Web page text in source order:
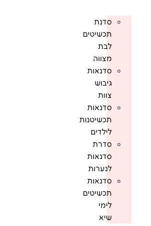
סדנת
תכשיטים
לבת
מצווה
סדנאות
גיבוש
צוות
סדנאות
תכשיטנות
לילדים
סדרת
סדנאות
לנערות
סדנאות
תכשיטים
לימי
שיא